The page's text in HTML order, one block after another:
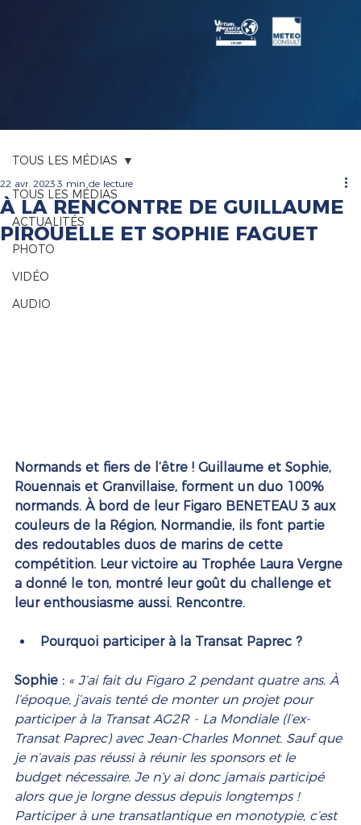
TOUS LES MÉDIAS
ACTUALITÉS
PHOTO
VIDÉO
AUDIO
TOUS LES MÉDIAS
À LA RENCONTRE DE GUILLAUME
PIROUELLE ET SOPHIE FAGUET
22 avr. 2023 3 min de lecture
Normands et fiers de l’être ! Guillaume et Sophie,
Rouennais et Granvillaise, forment un duo 100%
normands. À bord de leur Figaro BENETEAU 3 aux
couleurs de la Région, Normandie, ils font partie
des redoutables duos de marins de cette
compétition. Leur victoire au Trophée Laura Vergne
a donné le ton, montré leur goût du challenge et
leur enthousiasme aussi. Rencontre.
Pourquoi participer à la Transat Paprec ?
Sophie : « J’ai fait du Figaro 2 pendant quatre ans. À
l’époque, j’avais tenté de monter un projet pour
participer à la Transat AG2R - La Mondiale (l’ex-
Transat Paprec) avec Jean-Charles Monnet. Sauf que
je n’avais pas réussi à réunir les sponsors et le
budget nécessaire. Je n’y ai donc jamais participé
alors que je lorgne dessus depuis longtemps !
Participer à une transatlantique en monotypie, c’est